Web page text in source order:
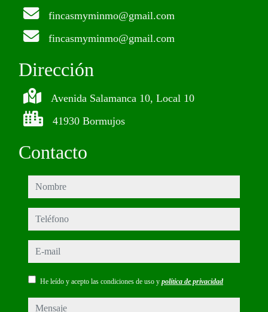
fincasmyminmo@gmail.com
fincasmyminmo@gmail.com
Dirección
Avenida Salamanca 10, Local 10
41930 Bormujos
Contacto
nombre
teléfono
e-mail
He leído y acepto las condiciones de uso y política de privacidad
mensaje